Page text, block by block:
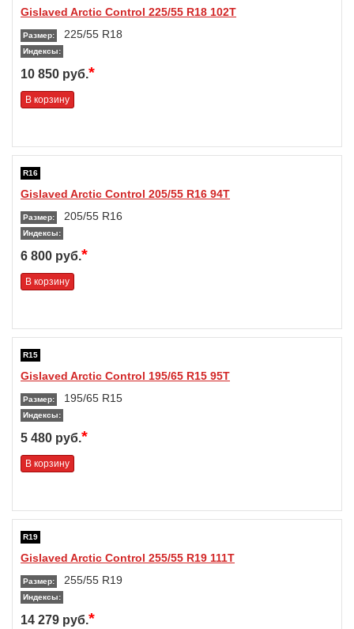
Gislaved Arctic Control 225/55 R18 102T
Размер: 225/55 R18
Индексы:
10 850 руб.*
В корзину
R16
Gislaved Arctic Control 205/55 R16 94T
Размер: 205/55 R16
Индексы:
6 800 руб.*
В корзину
R15
Gislaved Arctic Control 195/65 R15 95T
Размер: 195/65 R15
Индексы:
5 480 руб.*
В корзину
R19
Gislaved Arctic Control 255/55 R19 111T
Размер: 255/55 R19
Индексы:
14 279 руб.*